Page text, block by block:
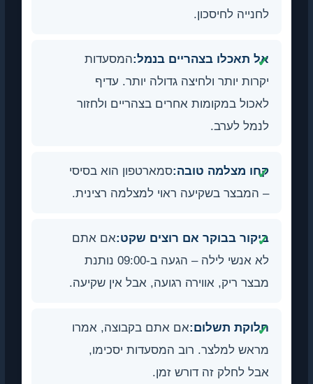
לחיסכון.
תאכלו בצהריים בנמל:המסעדות
יותר ולחיצה גדולה יותר. עדיף
במקומות אחרים בצהריים ולחזור
לערב.
מצלמה טובה:סמארטפון הוא בסיסי
בשקיעה ראוי למצלמה רצינית.
בבוקר אם רוצים שקט:אם אתם
לא אנשי לילה – הגעה ב-09:00 נותנת
ריק, אווירה רגועה, אבל אין שקיעה.
תשלום:אם אתם בקבוצה, אמרו
למלצר. רוב המסעדות יסכימו,
לחלק זה דורש זמן.